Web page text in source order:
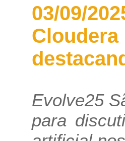
03/09/
Evolve25
para